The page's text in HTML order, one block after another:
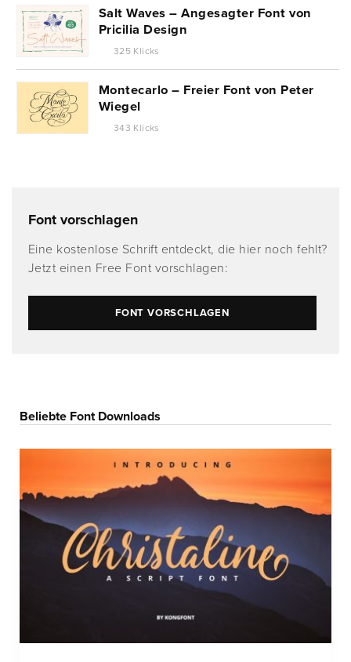
Salt Waves – Angesagter Font von
Pricilia Design
325 Klicks
Montecarlo – Freier Font von Peter
Wiegel
343 Klicks
Font vorschlagen
Eine kostenlose Schrift entdeckt, die hier noch fehlt?
Jetzt einen Free Font vorschlagen:
FONT VORSCHLAGEN
Beliebte Font Downloads